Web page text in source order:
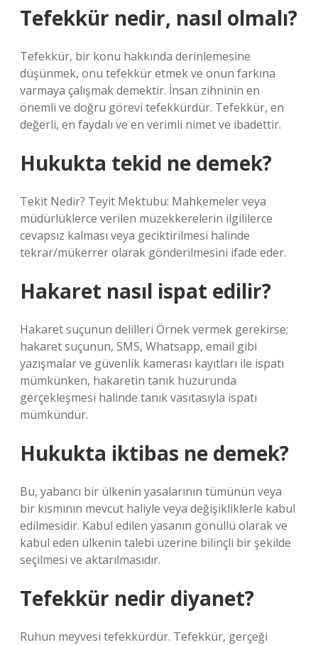
Tefekkür nedir, nasıl olmalı?
Tefekkür, bir konu hakkında derinlemesine
düşünmek, onu tefekkür etmek ve onun farkına
varmaya çalışmak demektir. İnsan zihninin en
önemli ve doğru görevi tefekkürdür. Tefekkür, en
değerli, en faydalı ve en verimli nimet ve ibadettir.
Hukukta tekid ne demek?
Tekit Nedir? Teyit Mektubu: Mahkemeler veya
müdürlüklerce verilen müzekkerelerin ilgililerce
cevapsız kalması veya geciktirilmesi halinde
tekrar/mükerrer olarak gönderilmesini ifade eder.
Hakaret nasıl ispat edilir?
Hakaret suçunun delilleri Örnek vermek gerekirse;
hakaret suçunun, SMS, Whatsapp, email gibi
yazışmalar ve güvenlik kamerası kayıtları ile ispatı
mümkünken, hakaretin tanık huzurunda
gerçekleşmesi halinde tanık vasıtasıyla ispatı
mümkündür.
Hukukta iktibas ne demek?
Bu, yabancı bir ülkenin yasalarının tümünün veya
bir kısmının mevcut haliyle veya değişikliklerle kabul
edilmesidir. Kabul edilen yasanın gönüllü olarak ve
kabul eden ülkenin talebi üzerine bilinçli bir şekilde
seçilmesi ve aktarılmasıdır.
Tefekkür nedir diyanet?
Ruhun meyvesi tefekkürdür. Tefekkür, gerçeği